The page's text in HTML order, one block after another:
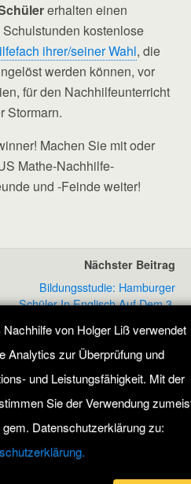
erhalten einen
kostenlose
ihrer/seiner Wahl, die
werden können, vor
für den Nachhilfeunterricht
Stormarn.
Machen Sie mit oder
Mathe-Nachhilfe-
und -Feinde weiter!
Nächster Beitrag
Bildungsstudie: Hamburger
Schüler In Englisch Auf Dem 3.
Desktop
von Holger Liß verwendet
Analytics zur Überprüfung und
und Leistungsfähigkeit. Mit der
Sie der Verwendung
Datenschutzerklärung zu: